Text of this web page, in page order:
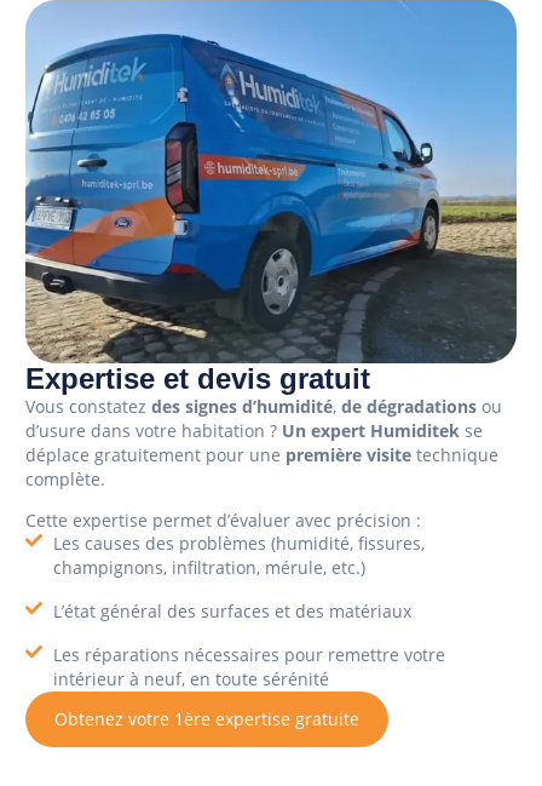
Expertise et devis gratuit
Vous constatez des signes d’humidité, de dégradations ou
d’usure dans votre habitation ? Un expert Humiditek se
déplace gratuitement pour une première visite technique
complète.
Cette expertise permet d’évaluer avec précision :
Les causes des problèmes (humidité, fissures,
champignons, infiltration, mérule, etc.)
L’état général des surfaces et des matériaux
Les réparations nécessaires pour remettre votre
intérieur à neuf, en toute sérénité
Obtenez votre 1ère expertise gratuite